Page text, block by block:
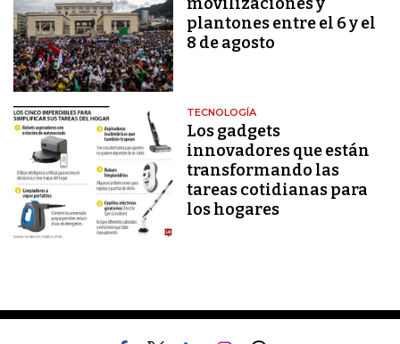
plantones entre el 6 y el
8 de agosto
TECNOLOGÍA
Los gadgets
innovadores que están
transformando las
tareas cotidianas para
los hogares